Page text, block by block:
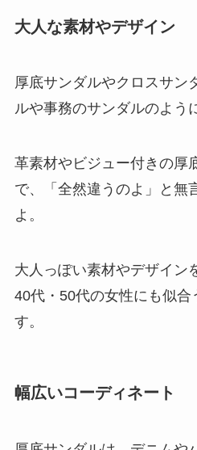
大人な素材やデザイン
厚底サンダルやクロスサン
ルや事務のサンダルのよう
革素材やビジュー付きの厚
で、「全然違うのよ」と無
よ。
大人っぽい素材やデザイン
40代・50代の女性にも似合
す。
幅広いコーディネート